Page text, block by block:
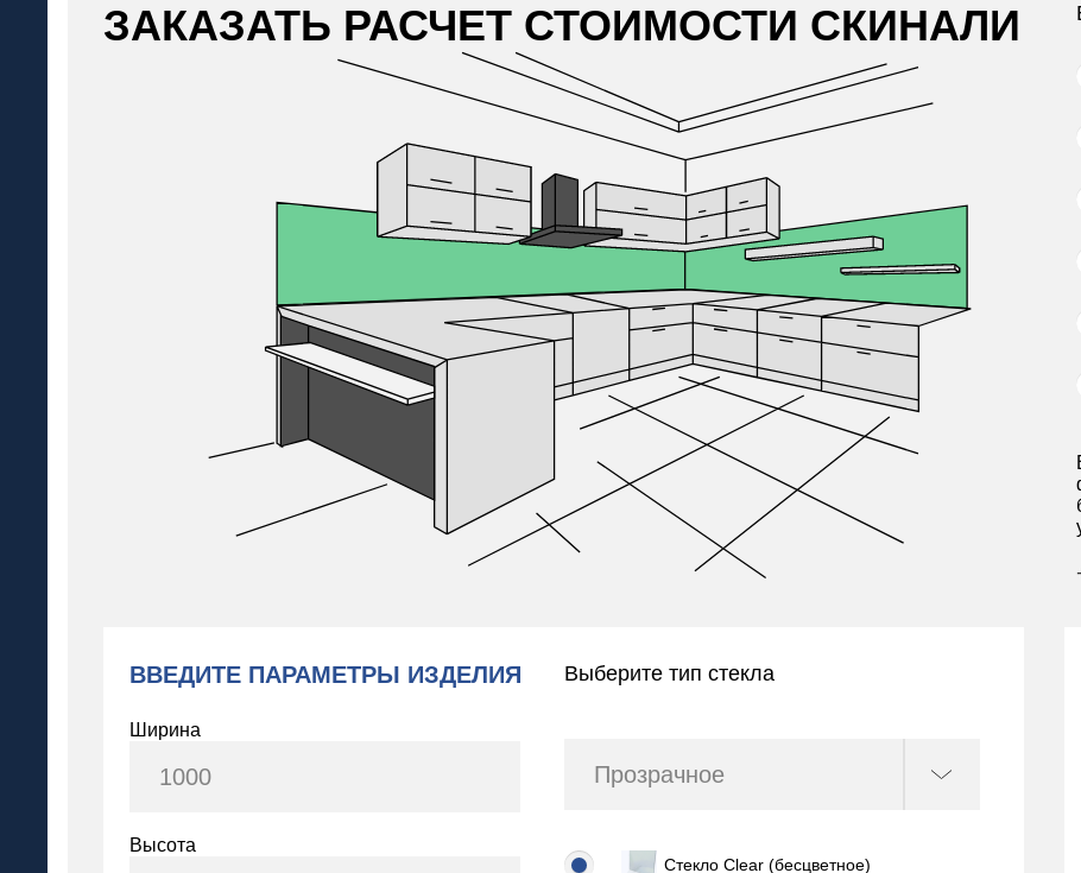
ЗАКАЗАТЬ РАСЧЕТ СТОИМОСТИ СКИНАЛИ
ВВЕДИТЕ ПАРАМЕТРЫ ИЗДЕЛИЯ
Ширина
Высота
Выберите тип стекла
Стекло Clear (бесцветное)